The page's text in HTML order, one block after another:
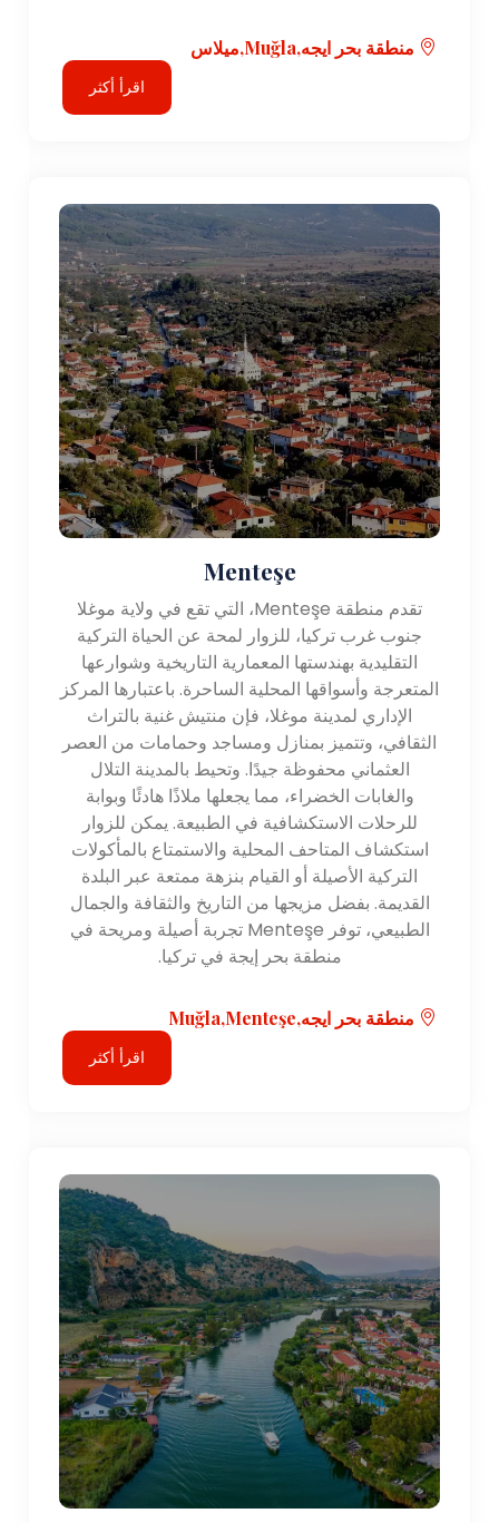
منطقة بحر ايجه,Muğla,ميلاس
اقرأ أكثر
Menteşe
تقدم منطقة Menteşe، التي تقع في ولاية موغلا
جنوب غرب تركيا، للزوار لمحة عن الحياة التركية
التقليدية بهندستها المعمارية التاريخية وشوارعها
المتعرجة وأسواقها المحلية الساحرة. باعتبارها المركز
الإداري لمدينة موغلا، فإن منتيش غنية بالتراث
الثقافي، وتتميز بمنازل ومساجد وحمامات من العصر
العثماني محفوظة جيدًا. وتحيط بالمدينة التلال
والغابات الخضراء، مما يجعلها ملاذًا هادئًا وبوابة
للرحلات الاستكشافية في الطبيعة. يمكن للزوار
استكشاف المتاحف المحلية والاستمتاع بالمأكولات
التركية الأصيلة أو القيام بنزهة ممتعة عبر البلدة
القديمة. بفضل مزيجها من التاريخ والثقافة والجمال
الطبيعي، توفر Menteşe تجربة أصيلة ومريحة في
منطقة بحر إيجة في تركيا.
منطقة بحر ايجه,Muğla,Menteşe
اقرأ أكثر